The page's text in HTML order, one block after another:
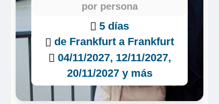
por persona
5 días
de Frankfurt a Frankfurt
04/11/2027, 12/11/2027,
20/11/2027 y más